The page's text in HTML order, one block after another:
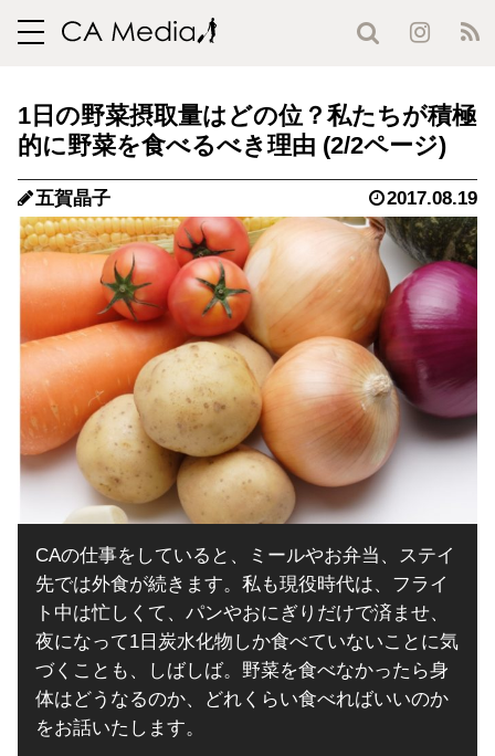
toggle
1日の野菜摂取量はどの位？私たちが積極
的に野菜を食べるべき理由 (2/2ページ)
五賀晶子 2017.08.19
CAの仕事をしていると、ミールやお弁当、ステイ
先では外食が続きます。私も現役時代は、フライ
ト中は忙しくて、パンやおにぎりだけで済ませ、
夜になって1日炭水化物しか食べていないことに気
づくことも、しばしば。野菜を食べなかったら身
体はどうなるのか、どれくらい食べればいいのか
をお話いたします。